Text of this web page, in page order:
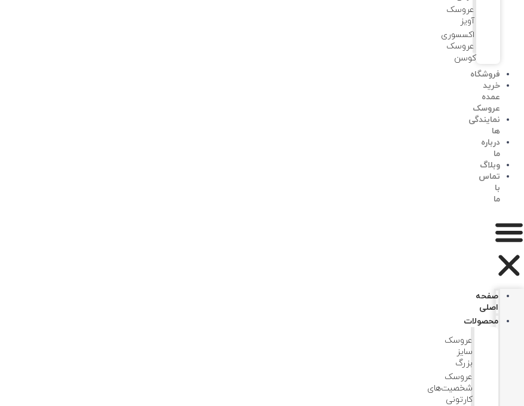
عروسک
آویز
اکسسوری
عروسک
کوسن
فروشگاه
خرید
عمده
عروسک
نمایندگی
ها
درباره
ما
وبلاگ
تماس
با
ما
صفحه
اصلی
محصولات
عروسک
سایز
بزرگ
عروسک‌
شخصیت‌های
کارتونی